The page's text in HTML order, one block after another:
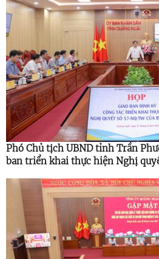
Phó Chủ tịch UBND tỉnh Trần
ban triển khai thực hiện Nghị